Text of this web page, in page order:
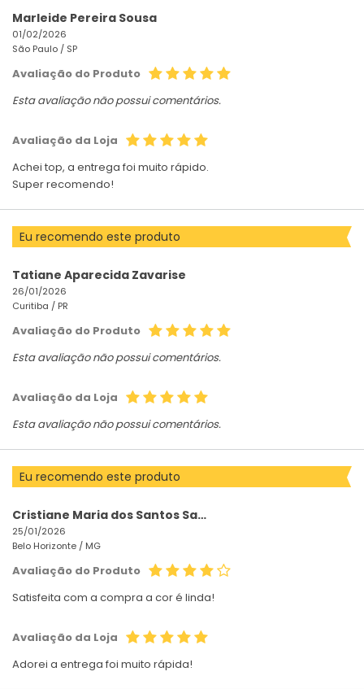
Marleide Pereira Sousa
01/02/2026
São Paulo / SP
Avaliação do Produto
Esta avaliação não possui comentários.
Avaliação da Loja
Achei top, a entrega foi muito rápido.
Super recomendo!
Eu recomendo este produto
Tatiane Aparecida Zavarise
26/01/2026
Curitiba / PR
Avaliação do Produto
Esta avaliação não possui comentários.
Avaliação da Loja
Esta avaliação não possui comentários.
Eu recomendo este produto
Cristiane Maria dos Santos Santos
25/01/2026
Belo Horizonte / MG
Avaliação do Produto
Satisfeita com a compra a cor é linda!
Avaliação da Loja
Adorei a entrega foi muito rápida!